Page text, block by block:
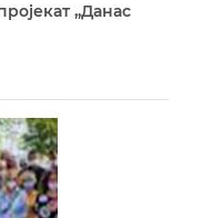
„Данас